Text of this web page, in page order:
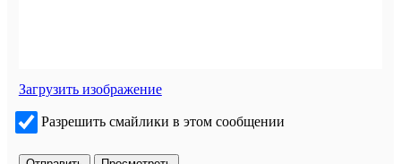
Загрузить изображение
Разрешить смайлики в этом сообщении